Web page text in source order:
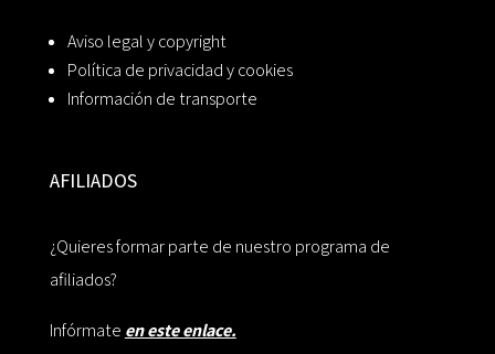
Aviso legal y copyright
Política de privacidad y cookies
Información de transporte
AFILIADOS
¿Quieres formar parte de nuestro programa de
afiliados?
Infórmate en este enlace.